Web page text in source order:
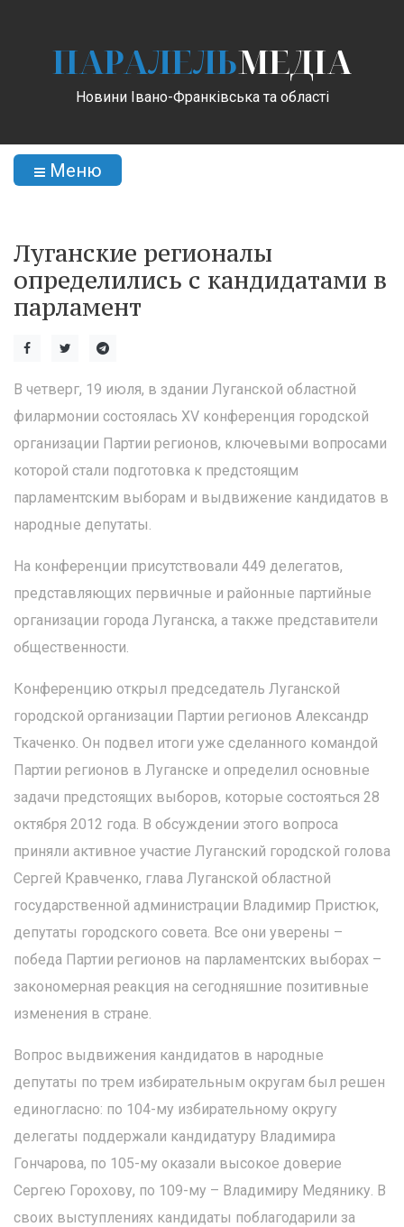
ПАРАЛЕЛЬМЕДІА
Новини Івано-Франківська та області
Меню
Луганские регионалы
определились с кандидатами в
парламент
В четверг, 19 июля, в здании Луганской областной
филармонии состоялась ХV конференция городской
организации Партии регионов, ключевыми вопросами
которой стали подготовка к предстоящим
парламентским выборам и выдвижение кандидатов в
народные депутаты.
На конференции присутствовали 449 делегатов,
представляющих первичные и районные партийные
организации города Луганска, а также представители
общественности.
Конференцию открыл председатель Луганской
городской организации Партии регионов Александр
Ткаченко. Он подвел итоги уже сделанного командой
Партии регионов в Луганске и определил основные
задачи предстоящих выборов, которые состояться 28
октября 2012 года. В обсуждении этого вопроса
приняли активное участие Луганский городской голова
Сергей Кравченко, глава Луганской областной
государственной администрации Владимир Пристюк,
депутаты городского совета. Все они уверены –
победа Партии регионов на парламентских выборах –
закономерная реакция на сегодняшние позитивные
изменения в стране.
Вопрос выдвижения кандидатов в народные
депутаты по трем избирательным округам был решен
единогласно: по 104-му избирательному округу
делегаты поддержали кандидатуру Владимира
Гончарова, по 105-му оказали высокое доверие
Сергею Горохову, по 109-му – Владимиру Медянику. В
своих выступлениях кандидаты поблагодарили за